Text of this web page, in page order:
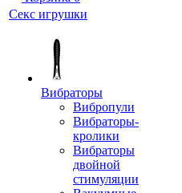
Секс игрушки
Вибраторы
Вибропули
Вибраторы-
кролики
Вибраторы
двойной
стимуляции